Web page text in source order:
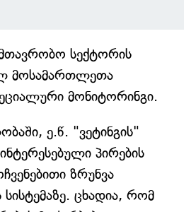
სექტორის
მოსამართლეთა
მონიტორინგი.
ე.წ. "ვეტინგის"
პირების
ზრუნვა
ცხადია, რომ